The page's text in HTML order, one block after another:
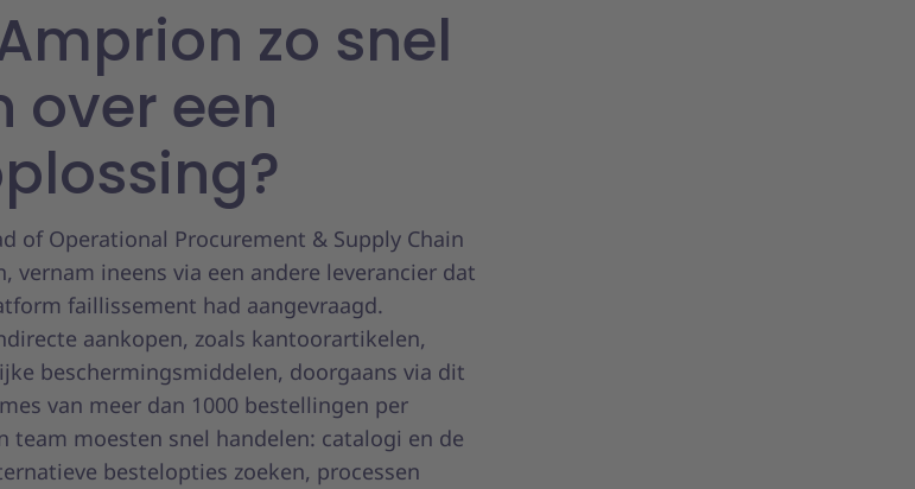
zo snel
over een
of Operational Procurement & Supply Chain
vernam ineens via een andere leverancier dat
faillissement had aangevraagd.
aankopen, zoals kantoorartikelen,
beschermingsmiddelen, doorgaans via dit
van meer dan 1000 bestellingen per
team moesten snel handelen: catalogi en de
bestelopties zoeken, processen